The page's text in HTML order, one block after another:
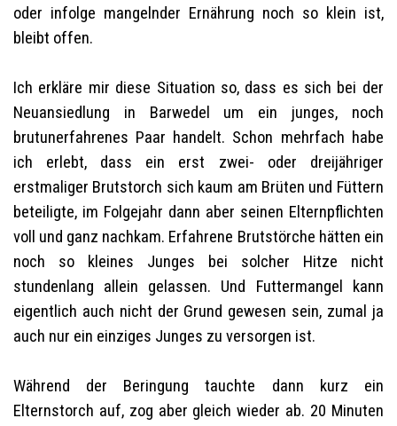
oder infolge mangelnder Ernährung noch so klein ist,
bleibt offen.
Ich erkläre mir diese Situation so, dass es sich bei der
Neuansiedlung in Barwedel um ein junges, noch
brutunerfahrenes Paar handelt. Schon mehrfach habe
ich erlebt, dass ein erst zwei- oder dreijähriger
erstmaliger Brutstorch sich kaum am Brüten und Füttern
beteiligte, im Folgejahr dann aber seinen Elternpflichten
voll und ganz nachkam. Erfahrene Brutstörche hätten ein
noch so kleines Junges bei solcher Hitze nicht
stundenlang allein gelassen. Und Futtermangel kann
eigentlich auch nicht der Grund gewesen sein, zumal ja
auch nur ein einziges Junges zu versorgen ist.
Während der Beringung tauchte dann kurz ein
Elternstorch auf, zog aber gleich wieder ab. 20 Minuten